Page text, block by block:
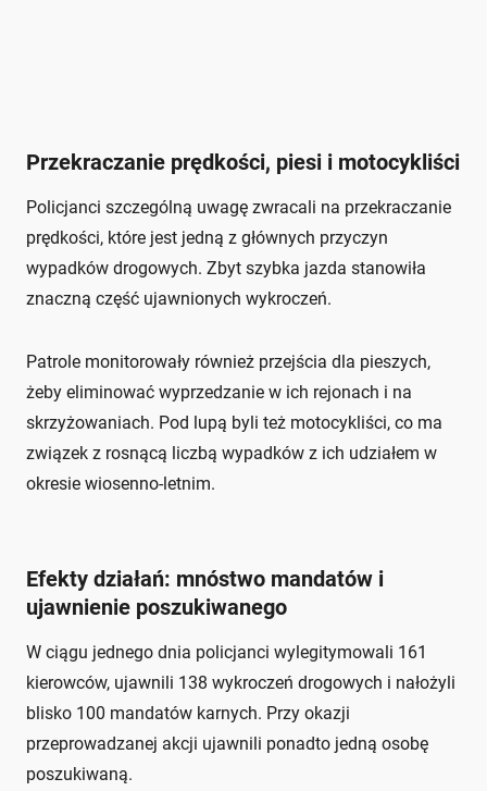
Przekraczanie prędkości, piesi i motocykliści
Policjanci szczególną uwagę zwracali na przekraczanie
prędkości, które jest jedną z głównych przyczyn
wypadków drogowych. Zbyt szybka jazda stanowiła
znaczną część ujawnionych wykroczeń.
Patrole monitorowały również przejścia dla pieszych,
żeby eliminować wyprzedzanie w ich rejonach i na
skrzyżowaniach. Pod lupą byli też motocykliści, co ma
związek z rosnącą liczbą wypadków z ich udziałem w
okresie wiosenno-letnim.
Efekty działań: mnóstwo mandatów i
ujawnienie poszukiwanego
W ciągu jednego dnia policjanci wylegitymowali 161
kierowców, ujawnili 138 wykroczeń drogowych i nałożyli
blisko 100 mandatów karnych. Przy okazji
przeprowadzanej akcji ujawnili ponadto jedną osobę
poszukiwaną.